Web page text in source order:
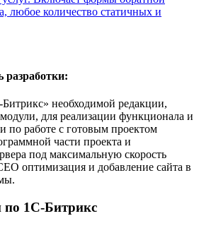
любое количество статичных и
разработки:
необходимой редакции,
для реализации функционала и
по работе с готовым проектом
части проекта и
под максимальную скорость
оптимизация и добавление сайта в
по 1С-Битрикс